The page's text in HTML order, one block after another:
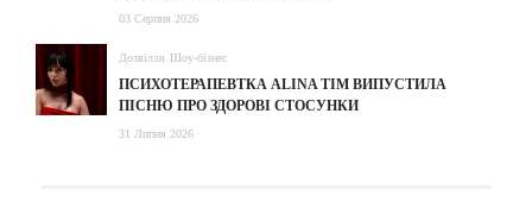
03 Серпня 2026
Дозвілля Шоу-бізнес
ПСИХОТЕРАПЕВТКА ALINA TIM ВИПУСТИЛА
ПІСНЮ ПРО ЗДОРОВІ СТОСУНКИ
31 Липня 2026